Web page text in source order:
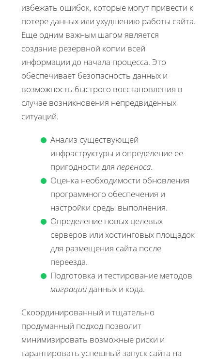
избежать ошибок, которые могут привести к
потере данных или ухудшению работы сайта.
Еще одним важным шагом является
создание резервной копии всей
информации до начала процесса. Это
обеспечивает безопасность данных и
возможность быстрого восстановления в
случае возникновения непредвиденных
ситуаций.
Анализ существующей
инфраструктуры и определение ее
пригодности для переноса.
Оценка необходимости обновления
программного обеспечения и
настройки среды выполнения.
Определение новых целевых
серверов или хостинговых площадок
для размещения сайта после
переезда.
Подготовка и тестирование методов
миграцииданных и кода.
Скоординированный и тщательно
продуманный подход позволит
минимизировать возможные риски и
гарантировать успешный запуск сайта на